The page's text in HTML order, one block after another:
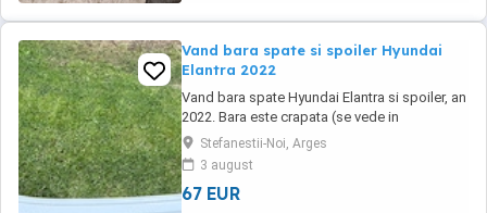
Vand bara spate si spoiler Hyundai
Elantra 2022
Vand bara spate Hyundai Elantra si spoiler, an
2022. Bara este crapata (se vede in
fotografii). Toate prinderile sunt intacte.
Predare personala in Pitesti. Pret, usor
negociabil, 350 lei pentru ambele.
Stefanestii-Noi, Arges
3 august
67 EUR